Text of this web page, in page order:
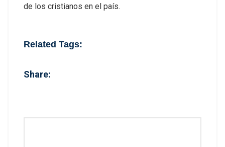
de los cristianos en el país.
Related Tags:
Share: